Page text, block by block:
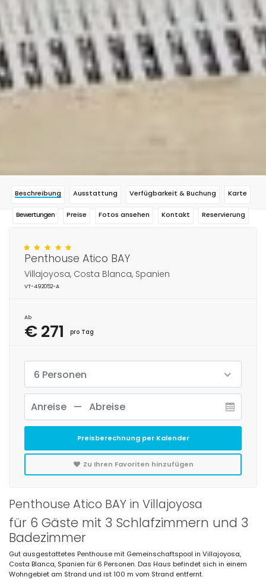
Beschreibung Ausstattung Verfügbarkeit & Buchung Karte
Bewertungen Preise Fotos ansehen Kontakt Reservierung
Penthouse Atico BAY in Villajoyosa
für 6 Gäste mit 3 Schlafzimmern und 3
Badezimmer
Gut ausgestattetes Penthouse mit Gemeinschaftspool in Villajoyosa,
Costa Blanca, Spanien für 6 Personen. Das Haus befindet sich in einem
Wohngebiet am Strand und ist 100 m vom Strand entfernt.
Penthouse Atico BAY
Villajoyosa, Costa Blanca, Spanien
VT-492052-A
Ab
€ 271 pro Tag
6 Personen
Preisberechnung per Kalender
Zu Ihren Favoriten hinzufügen